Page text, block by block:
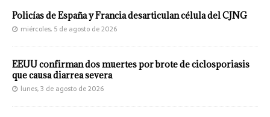
Policías de España y Francia desarticulan célula del CJNG
miércoles, 5 de agosto de 2026
EEUU confirman dos muertes por brote de ciclosporiasis
que causa diarrea severa
lunes, 3 de agosto de 2026